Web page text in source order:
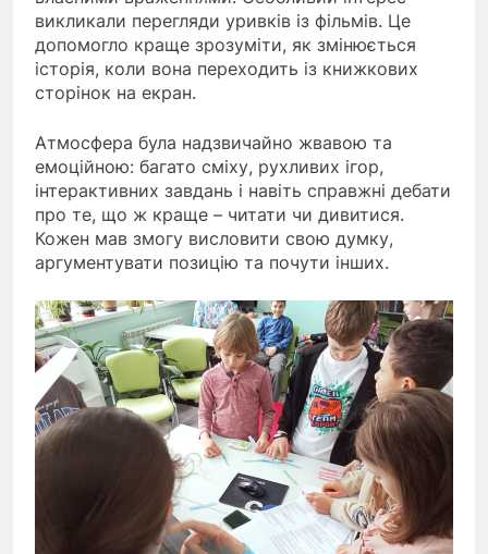
викликали перегляди уривків із фільмів. Це
допомогло краще зрозуміти, як змінюється
історія, коли вона переходить із книжкових
сторінок на екран.
Атмосфера була надзвичайно жвавою та
емоційною: багато сміху, рухливих ігор,
інтерактивних завдань і навіть справжні дебати
про те, що ж краще – читати чи дивитися.
Кожен мав змогу висловити свою думку,
аргументувати позицію та почути інших.